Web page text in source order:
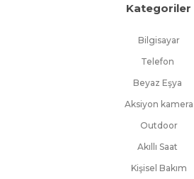
Kategoriler
Bilgisayar
Telefon
Beyaz Eşya
Aksiyon kamera
Outdoor
Akıllı Saat
Kişisel Bakım